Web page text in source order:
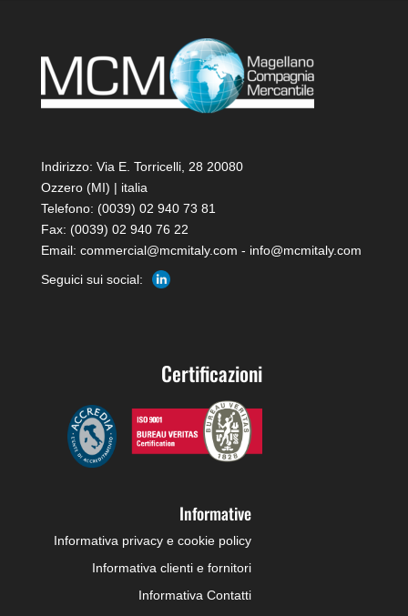
Indirizzo: Via E. Torricelli, 28 20080
Ozzero (MI) | italia
Telefono: (0039) 02 940 73 81
Fax: (0039) 02 940 76 22
Email: commercial@mcmitaly.com - info@mcmitaly.com
Seguici sui social:
Certificazioni
Informative
Informativa privacy e cookie policy
Informativa clienti e fornitori
Informativa Contatti